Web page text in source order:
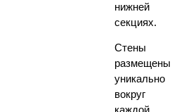
нижней
секциях.
Стены
размещены
уникально
вокруг